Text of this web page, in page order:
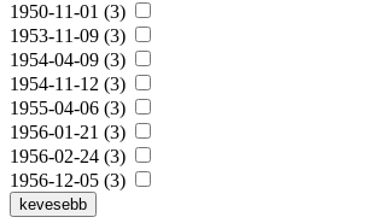
1950-11-01 (3)
1953-11-09 (3)
1954-04-09 (3)
1954-11-12 (3)
1955-04-06 (3)
1956-01-21 (3)
1956-02-24 (3)
1956-12-05 (3)
kevesebb